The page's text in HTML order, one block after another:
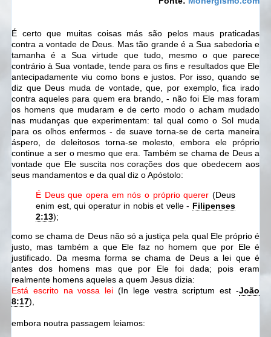
É certo que muitas coisas más são pelos maus praticadas
contra a vontade de Deus. Mas tão grande é a Sua sabedoria e
tamanha é a Sua virtude que tudo, mesmo o que parece
contrário à Sua vontade, tende para os fins e resultados que Ele
antecipadamente viu como bons e justos. Por isso, quando se
diz que Deus muda de vontade, que, por exemplo, fica irado
contra aqueles para quem era brando, - não foi Ele mas foram
os homens que mudaram e de certo modo o acham mudado
nas mudanças que experimentam: tal qual como o Sol muda
para os olhos enfermos - de suave torna-se de certa maneira
áspero, de deleitosos torna-se molesto, embora ele próprio
continue a ser o mesmo que era. Também se chama de Deus a
vontade que Ele suscita nos corações dos que obedecem aos
seus mandamentos e da qual diz o Apóstolo:
É Deus que opera em nós o próprio querer (Deus
enim est, qui operatur in nobis et velle - Filipenses
2:13);
como se chama de Deus não só a justiça pela qual Ele próprio é
justo, mas também a que Ele faz no homem que por Ele é
justificado. Da mesma forma se chama de Deus a lei que é
antes dos homens mas que por Ele foi dada; pois eram
realmente homens aqueles a quem Jesus dizia:
Está escrito na vossa lei (In lege vestra scriptum est -João
8:17),
embora noutra passagem leiamos: